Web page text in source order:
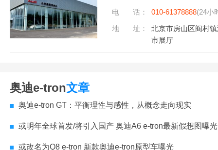
电 话：
010-61378888(24小
地 址：
北京市房山区阎村
市展厅
奥迪e-tron文章
奥迪e-tron GT：平衡理性与感性，从概念走向现实
或明年全球首发/将引入国产 奥迪A6 e-tron最新假想图曝光
或改名为Q8 e-tron 新款奥迪e-tron原型车曝光